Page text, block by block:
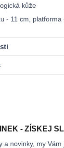
kůže
- 11 cm, platforma
- ZÍSKEJ
a novinky, my Vám